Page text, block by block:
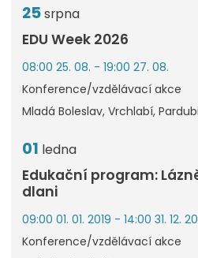
25srpna
EDU Week 2026
08:00 25. 08. - 19:00 27. 08.
Konference/vzdělávací akce
Mladá Boleslav, Vrchlabí,
01 ledna
Edukační program:
dlani
09:00 01. 01. 2019 - 14:00 31. 12.
Konference/vzdělávací akce